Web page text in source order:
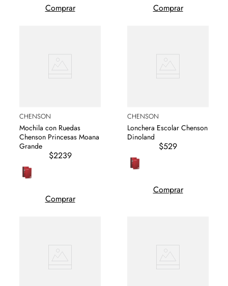
Comprar Comprar
CHENSON
Mochila con Ruedas
Chenson Princesas Moana
Grande
$2239
Comprar
CHENSON
Lonchera Escolar Chenson
Dinoland
$529
Comprar